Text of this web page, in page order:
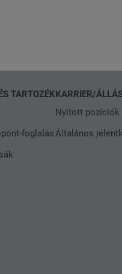
TARTOZÉK
foglalás
KARRIER/
Nyitott pozíciók
Általános